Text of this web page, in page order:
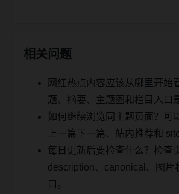
相关问题
网红热点内容应该从哪里开始
题、摘要、主题图和栏目入口
如何继续浏览同主题页面？可
上一篇下一篇、站内推荐和
每日更新后要检查什么？检查
description、canonical、图片
口。